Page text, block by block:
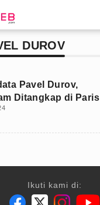
DUROV
Pavel Durov,
Ditangkap di Paris
Ikuti kami di: